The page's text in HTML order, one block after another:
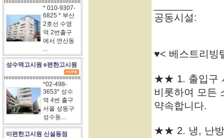
* 010-9307-
6825 * 부산
2호선 수영
역 2번출구
에서 연산동
...
성수역고시원 e편한고시원
*02-498-
3653* 성수
역 4번 출구
서울 성동구
성수동...
이편한고시원 신설동점
공동시설:
♥< 베스트리빙
★★ 1. 출입구
비롯하여 모든
약속합니다.
★★ 2. 냉, 난방